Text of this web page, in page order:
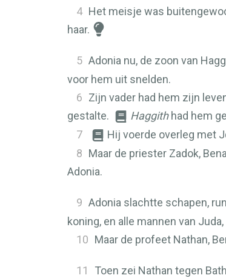
4 Het meisje was
haar.
5 Adonia nu, de zoon van
voor hem uit snelden.
6 Zijn vader had hem zijn
gestalte.
Haggithhad hem
7
Hij voerde overleg met
8 Maar de priester Zadok,
Adonia.
9 Adonia slachtte schapen,
koning, en alle mannen van
10 Maar de profeet Nathan,
11
Toen zei Nathan tegen